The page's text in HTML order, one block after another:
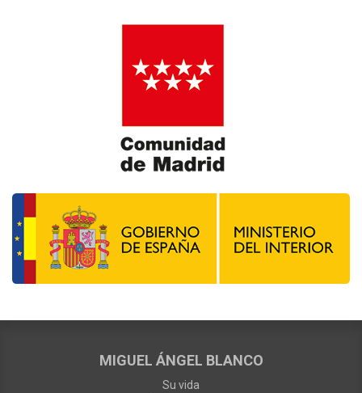
MIGUEL ÁNGEL BLANCO
Su vida